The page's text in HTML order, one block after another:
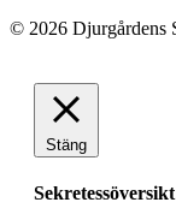
© 2026 Djurgårdens
Stäng
Sekretessöversikt